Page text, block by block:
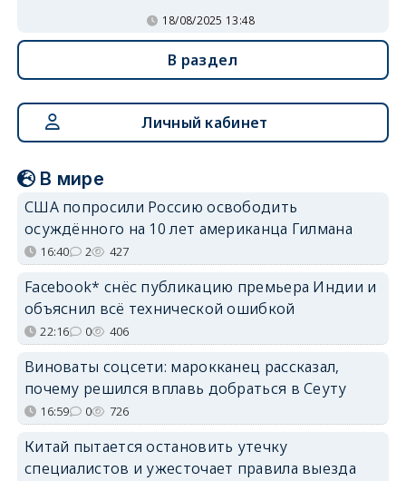
18/08/2025 13:48
В раздел
Личный кабинет
В мире
США попросили Россию освободить
осуждённого на 10 лет американца Гилмана
16:40 2 427
Facebook* снёс публикацию премьера Индии и
объяснил всё технической ошибкой
22:16 0 406
Виноваты соцсети: марокканец рассказал,
почему решился вплавь добраться в Сеуту
16:59 0 726
Китай пытается остановить утечку
специалистов и ужесточает правила выезда